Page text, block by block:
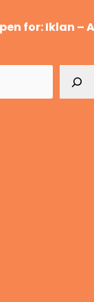
Iklan –